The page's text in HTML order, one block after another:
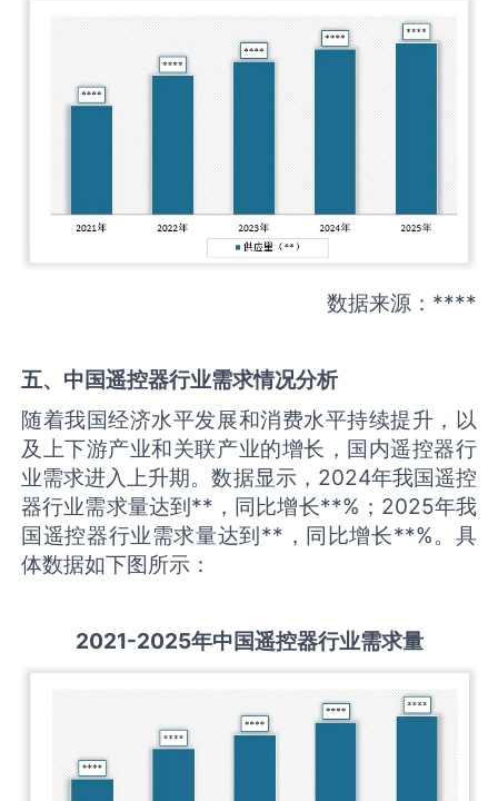
数据来源：****
五、中国遥控器行业需求情况分析
随着我国经济水平发展和消费水平持续提升，以
及上下游产业和关联产业的增长，国内遥控器行
业需求进入上升期。数据显示，2024年我国遥控
器行业需求量达到**，同比增长**%；2025年我
国遥控器行业需求量达到**，同比增长**%。具
体数据如下图所示：
2021-2025年中国遥控器行业需求量